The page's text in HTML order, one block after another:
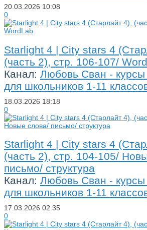
20.03.2026 10:08
0
Starlight 4 | City stars 4
(часть 2), стр. 106-107/
Канал: Любовь Сван - курсы
для школьников 1-11
18.03.2026 18:18
0
Starlight 4 | City stars 4
(часть 2), стр. 104-105/
письмо/ структура
Канал: Любовь Сван - курсы
для школьников 1-11
17.03.2026 02:35
0